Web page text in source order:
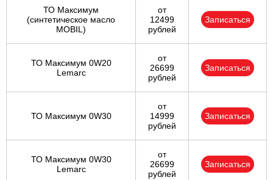
ТО Максимум
(cинтетическое масло
MOBIL)
от
12499
рублей
Записаться
ТО Максимум 0W20
Lemarc
от
26699
рублей
Записаться
ТО Максимум 0W30
от
14999
рублей
Записаться
ТО Максимум 0W30
Lemarc
от
26699
рублей
Записаться